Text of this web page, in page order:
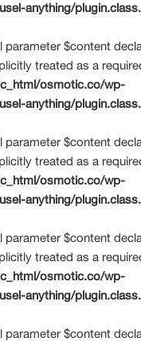
anything/
parameter $content
treated as a
osmotic.co/wp-
anything/
parameter $content
treated as a
osmotic.co/wp-
anything/
parameter $content
treated as a
osmotic.co/wp-
anything/
parameter $content